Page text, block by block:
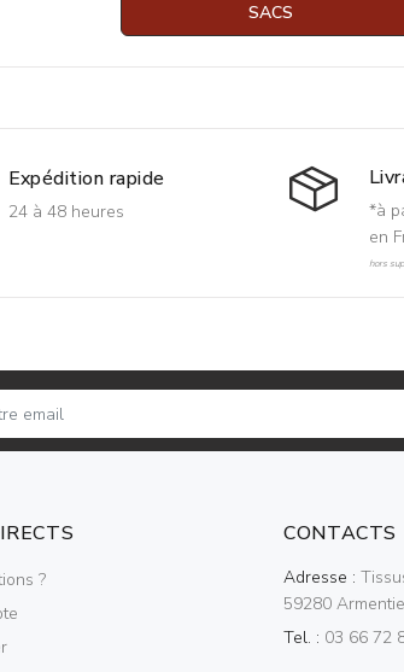
SACS
Expédition rapide
24 à 48 heures
*à
en
hors
?
CONTACTS
Adresse :
59280
Tel. : 03 66 72